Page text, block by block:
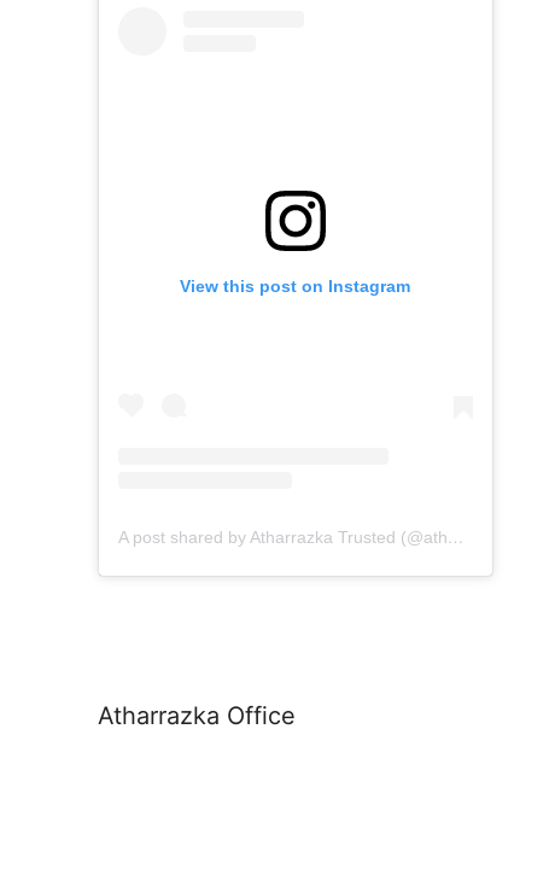
View this post on Instagram
A post shared by Atharrazka Trusted (@atharrazka.agency)
Atharrazka Office